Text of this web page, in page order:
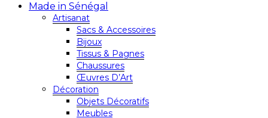
Made in Sénégal
Artisanat
Sacs & Accessoires
Bijoux
Tissus & Pagnes
Chaussures
Œuvres D’Art
Décoration
Objets Décoratifs
Meubles